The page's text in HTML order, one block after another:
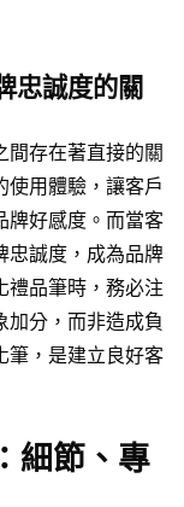
忠誠度的關
間存在著直接的關
使用體驗，讓客戶
牌好感度。而當客
忠誠度，成為品牌
禮品筆時，務必注
加分，而非造成負
筆，是建立良好客
細節、專